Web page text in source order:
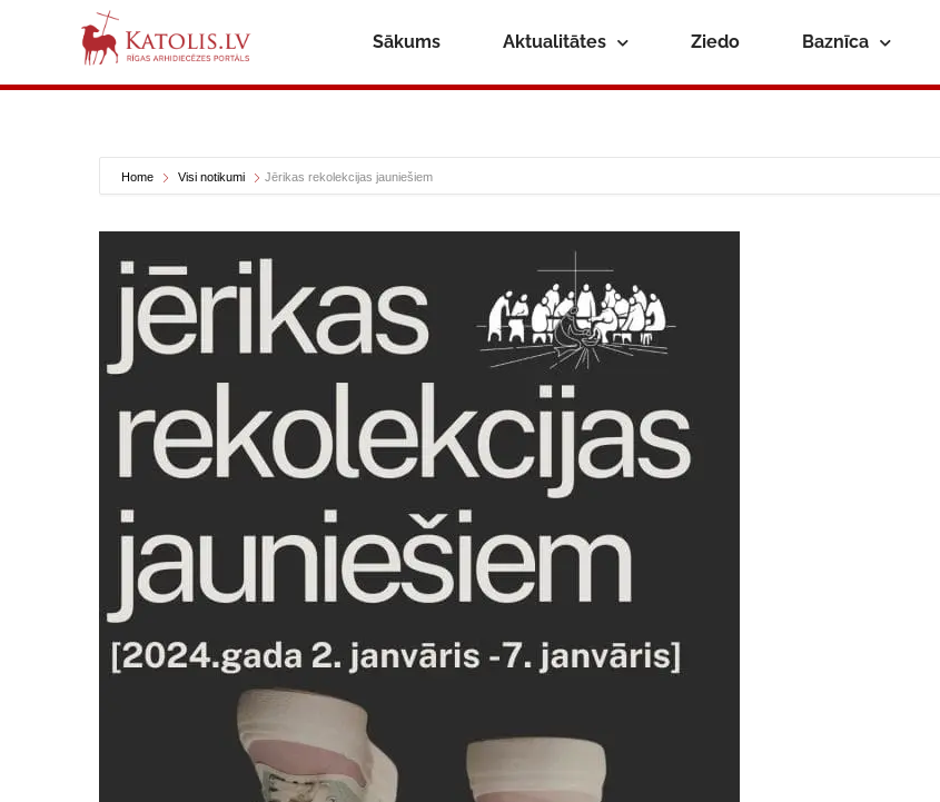
Sākums Aktualitātes Ziedo Baznīca
Home Visi notikumi Jērikas rekolekcijas jauniešiem